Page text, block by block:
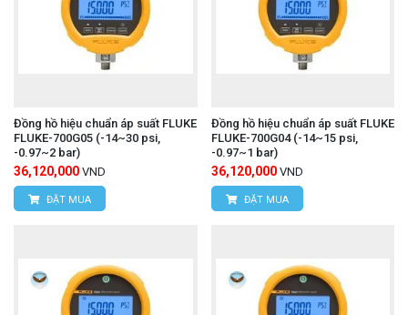
Đồng hồ hiệu chuẩn áp suất FLUKE
FLUKE-700G05 (-14~30 psi,
-0.97~2 bar)
36,120,000 VND
ĐẶT MUA
Đồng hồ hiệu chuẩn áp suất FLUKE
FLUKE-700G04 (-14~15 psi,
-0.97~1 bar)
36,120,000 VND
ĐẶT MUA